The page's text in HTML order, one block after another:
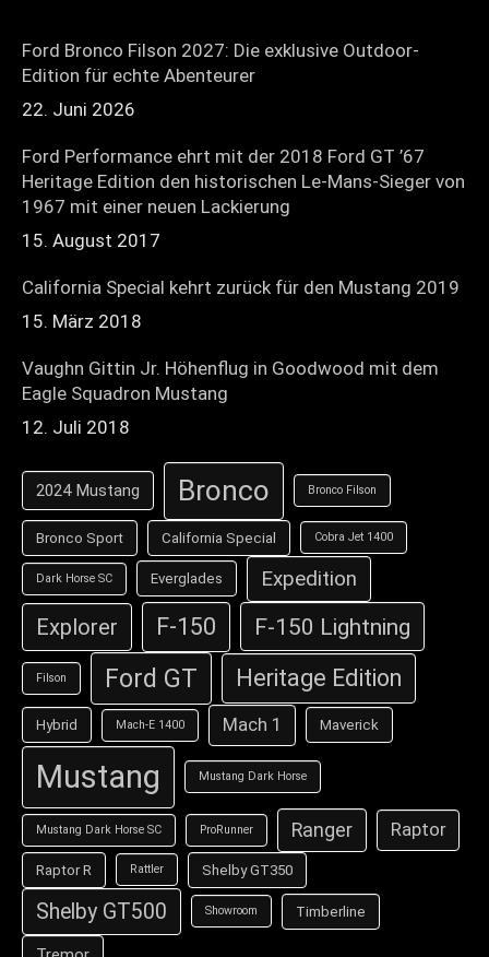
Ford Bronco Filson 2027: Die exklusive Outdoor-
Edition für echte Abenteurer
22. Juni 2026
Ford Performance ehrt mit der 2018 Ford GT ’67
Heritage Edition den historischen Le-Mans-Sieger von
1967 mit einer neuen Lackierung
15. August 2017
California Special kehrt zurück für den Mustang 2019
15. März 2018
Vaughn Gittin Jr. Höhenflug in Goodwood mit dem
Eagle Squadron Mustang
12. Juli 2018
2024 Mustang Bronco Bronco Filson
Bronco Sport California Special Cobra Jet 1400
Dark Horse SC Everglades Expedition
Explorer F-150 F-150 Lightning
Filson Ford GT Heritage Edition
Hybrid Mach-E 1400 Mach 1 Maverick
Mustang Mustang Dark Horse
Mustang Dark Horse SC ProRunner Ranger Raptor
Raptor R Rattler Shelby GT350
Shelby GT500 Showroom Timberline